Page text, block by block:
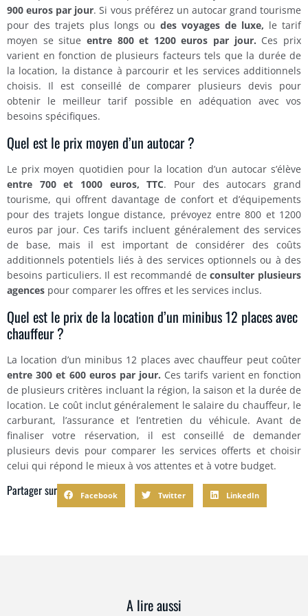
900 euros par jour. Si vous préférez un autocar grand tourisme
pour des trajets plus longs ou des voyages de luxe, le tarif
moyen se situe entre 800 et 1200 euros par jour. Ces prix
varient en fonction de plusieurs facteurs tels que la durée de
la location, la distance à parcourir et les services additionnels
choisis. Il est conseillé de comparer plusieurs devis pour
obtenir le meilleur tarif possible en adéquation avec vos
besoins spécifiques.
Quel est le prix moyen d’un autocar ?
Le prix moyen quotidien pour la location d’un autocar s’élève
entre 700 et 1000 euros, TTC. Pour des autocars grand
tourisme, qui offrent davantage de confort et d’équipements
pour des trajets longue distance, prévoyez entre 800 et 1200
euros par jour. Ces tarifs incluent généralement des services
de base, mais il est important de considérer des coûts
additionnels potentiels liés à des services optionnels ou à des
besoins particuliers. Il est recommandé deconsulter plusieurs
agences pour comparer les offres et les services inclus.
Quel est le prix de la location d’un minibus 12 places avec
chauffeur ?
La location d’un minibus 12 places avec chauffeur peut coûter
entre 300 et 600 euros par jour. Ces tarifs varient en fonction
de plusieurs critères incluant la région, la saison et la durée de
location. Le coût inclut généralement le salaire du chauffeur, le
carburant, l’assurance et l’entretien du véhicule. Avant de
finaliser votre réservation, il est conseillé de demander
plusieurs devis pour comparer les services offerts et choisir
celui qui répond le mieux à vos attentes et à votre budget.
Partager sur Facebook Twitter LinkedIn
A lire aussi